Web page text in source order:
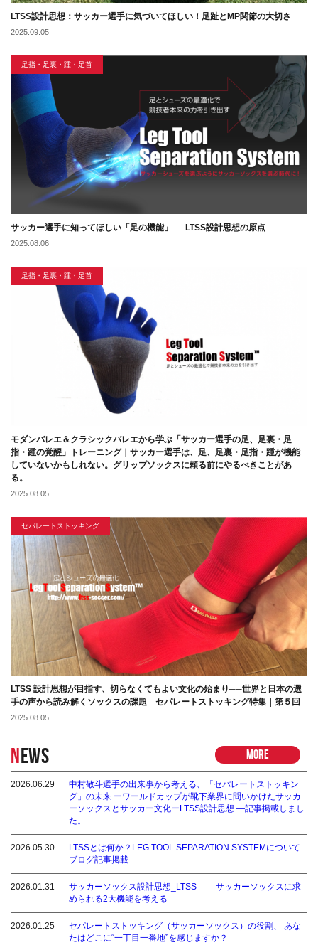
LTSS設計思想：サッカー選手に気づいてほしい！足趾とMP関節の大切さ
2025.09.05
足指・足裏・踵・足首
サッカー選手に知ってほしい「足の機能」──LTSS設計思想の原点
2025.08.06
足指・足裏・踵・足首
モダンバレエ＆クラシックバレエから学ぶ「サッカー選手の足、足裏・足
指・踵の覚醒」トレーニング｜サッカー選手は、足、足裏・足指・踵が機能
していないかもしれない。グリップソックスに頼る前にやるべきことがあ
る。
2025.08.05
セパレートストッキング
LTSS 設計思想が目指す、切らなくてもよい文化の始まり──世界と日本の選
手の声から読み解くソックスの課題 セパレートストッキング特集｜第５回
2025.08.05
NEWS
2026.06.29
中村敬斗選手の出来事から考える、「セパレートストッキン
グ」の未来 ーワールドカップが靴下業界に問いかけたサッカ
ーソックスとサッカー文化ーLTSS設計思想 ―記事掲載しまし
た。
2026.05.30
LTSSとは何か？LEG TOOL SEPARATION SYSTEMについて
ブログ記事掲載
2026.01.31
サッカーソックス設計思想_LTSS ――サッカーソックスに求
められる2大機能を考える
2026.01.25
セパレートストッキング（サッカーソックス）の役割、 あな
たはどこに“一丁目一番地”を感じますか？
MORE